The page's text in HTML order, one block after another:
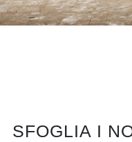
SFOGLIA I